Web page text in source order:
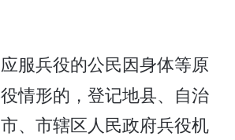
应服兵役的公民因身体等原
情形的，登记地县、自治
、市辖区人民政府兵役机